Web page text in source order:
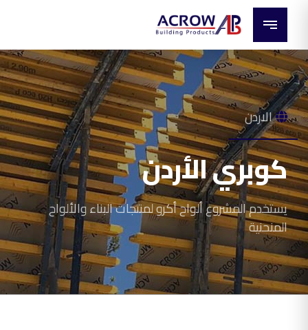
الاردن
كوبري الأردن
يستخدم المشروع ألواح أكرو لمنتجات البناء والألواح
المنحنية